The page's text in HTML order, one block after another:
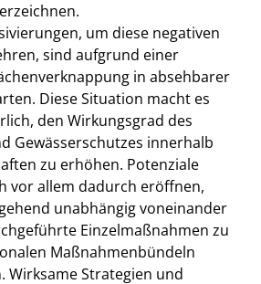
um diese negativen
sind aufgrund einer
in absehbarer
Diese Situation macht es
den Wirkungsgrad des
Gewässerschutzes innerhalb
zu erhöhen. Potenziale
vor allem dadurch eröffnen,
unabhängig voneinander
Einzelmaßnahmen zu
Maßnahmenbündeln
Wirksame Strategien und